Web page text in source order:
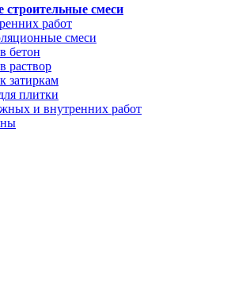
строительные смеси
работ
смеси
бетон
раствор
затиркам
плитки
и внутренних работ